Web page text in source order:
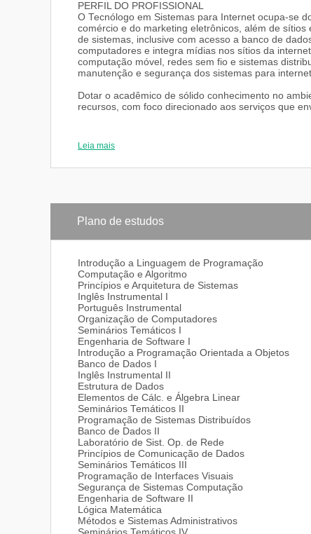
PERFIL DO PROFISSIONAL
O Tecnólogo em Sistemas para Internet ocupa-se
comércio e do marketing eletrônicos, além de
de sistemas, inclusive com acesso a banco de
computadores e integra mídias nos sítios da
computação móvel, redes sem fio e sistemas
manutenção e segurança dos sistemas para
Dotar o acadêmico de sólido conhecimento no
recursos, com foco direcionado aos serviços que
de Sistemas de Informação como meio de
webdesigner, projetista de aplicações/analista de
indústrias e empresas de comercialização de
O Tecnólogo em Sistemas para Internet também
consultoria em aplicações para a Internet, bem
área de pesquisa científica, trabalhando em
de Sistemas para Internet. Além, prestar concursos
sua área de atuação ou em áreas afins.
MERCADO DE TRABALHO
Todos os segmentos da sociedade fazem uso da
eletrônico, entre outras atividades. Devido ao
crescimento dessa atividade no mercado de
sistemas, realizar manutenções nos já existentes e
empresas via Web (Web designers, ERP, e-
das mais modernas tecnologias existentes no
das operações.
Além de atuar na Internet, o tecnólogo em
sistemas corporativos distribuídos. Ou seja, o
está o provedor de Internet.
Segundo dados informados pelo fantástico, exibido
caminho para emprego" podemos observar a
setor que mais está oferecendo vagas. Estima-se
em informática". No Internet World Statistics
Leia mais
Plano de estudos
Introdução a Linguagem de Programação
Computação e Algoritmo
Princípios e Arquitetura de Sistemas
Inglês Instrumental I
Português Instrumental
Organização de Computadores
Seminários Temáticos I
Engenharia de Software I
Introdução a Programação Orientada a Objetos
Banco de Dados I
Inglês Instrumental II
Estrutura de Dados
Elementos de Cálc. e Álgebra Linear
Seminários Temáticos II
Programação de Sistemas Distribuídos
Banco de Dados II
Laboratório de Sist. Op. de Rede
Princípios de Comunicação de Dados
Seminários Temáticos III
Programação de Interfaces Visuais
Segurança de Sistemas Computação
Engenharia de Software II
Lógica Matemática
Métodos e Sistemas Administrativos